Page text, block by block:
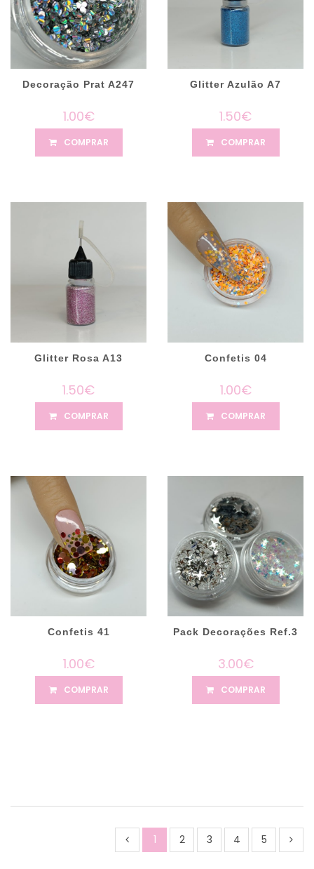
Decoração Prat A247
1.00€
COMPRAR
Glitter Azulão A7
1.50€
COMPRAR
Glitter Rosa A13
1.50€
COMPRAR
Confetis 04
1.00€
COMPRAR
Confetis 41
1.00€
COMPRAR
Pack Decorações Ref.3
3.00€
COMPRAR
1 2 3 4 5